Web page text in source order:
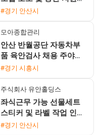
환영 비대면 면접 및 통근
#경기 안산시
모아종합관리
안산 반월공단 자동차부
품 육안검사 채용 주야교
대 통근버스 및 식사 제공
#경기 시흥시
주식회사 유안홀딩스
좌식근무 가능 선물세트
스티커 및 라벨 작업 인원
모집
#경기 안산시